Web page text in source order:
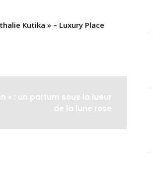
Kutika » – Luxury Place
» : un parfum sous la lueur
de la lune rose